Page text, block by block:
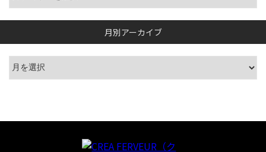
月別アーカイブ